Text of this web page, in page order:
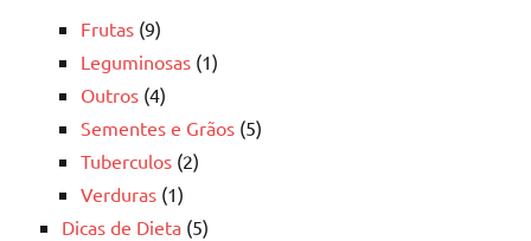
Frutas (9)
Leguminosas (1)
Outros (4)
Sementes e Grãos (5)
Tuberculos (2)
Verduras (1)
Dicas de Dieta (5)